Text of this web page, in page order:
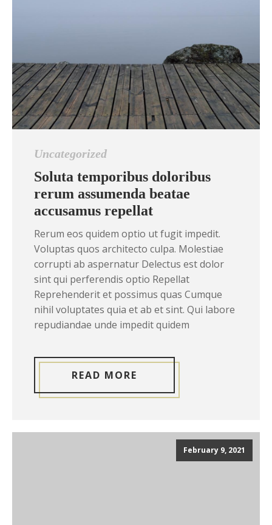
Uncategorized
Soluta temporibus doloribus
rerum assumenda beatae
accusamus repellat
Rerum eos quidem optio ut fugit impedit.
Voluptas quos architecto culpa. Molestiae
corrupti ab aspernatur Delectus est dolor
sint qui perferendis optio Repellat
Reprehenderit et possimus quas Cumque
nihil voluptates quia et ab et sint. Qui labore
repudiandae unde impedit quidem
READ MORE
February 9, 2021